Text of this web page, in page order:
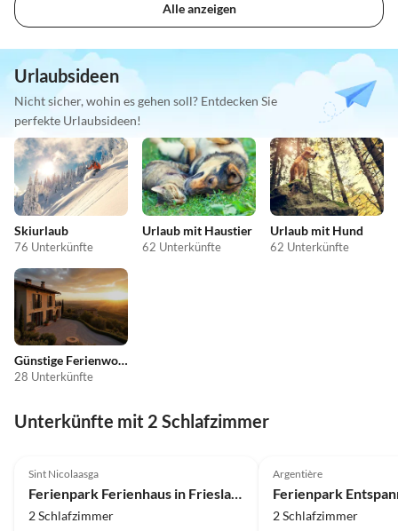
Alle anzeigen
Urlaubsideen
Nicht sicher, wohin es gehen soll? Entdecken Sie
perfekte Urlaubsideen!
Skiurlaub
76 Unterkünfte
Urlaub mit Haustier
62 Unterkünfte
Urlaub mit Hund
62 Unterkünfte
Günstige Ferienwohnungen
28 Unterkünfte
Unterkünfte mit 2 Schlafzimmer
Sint Nicolaasga
2 Schlafzimmer
Argentière
2 Schlafzimmer